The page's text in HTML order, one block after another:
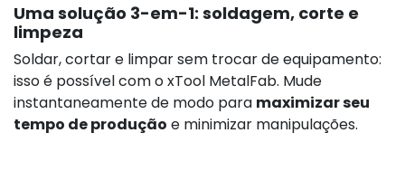
Uma solução 3-em-1: soldagem, corte e
limpeza
Soldar, cortar e limpar sem trocar de equipamento:
isso é possível com o xTool MetalFab. Mude
instantaneamente de modo para maximizar seu
tempo de produção e minimizar manipulações.